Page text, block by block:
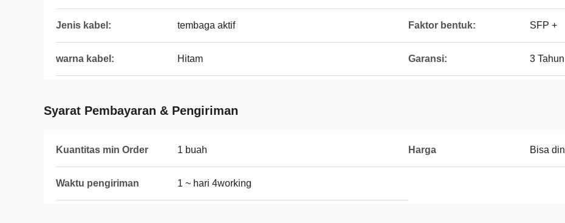
Jenis kabel: tembaga aktif Faktor bentuk: SFP +
warna kabel: Hitam Garansi: 3 Tahun
Syarat Pembayaran & Pengiriman
Kuantitas min Order 1 buah Harga Bisa
Waktu pengiriman 1 ~ hari 4working